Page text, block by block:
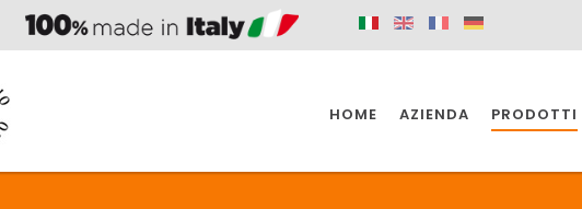
HOME AZIENDA PRODOTTI
LA CUCINA
IL BAGNO